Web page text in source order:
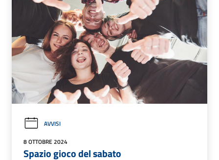
AVVISI
8 OTTOBRE 2024
Spazio gioco del sabato